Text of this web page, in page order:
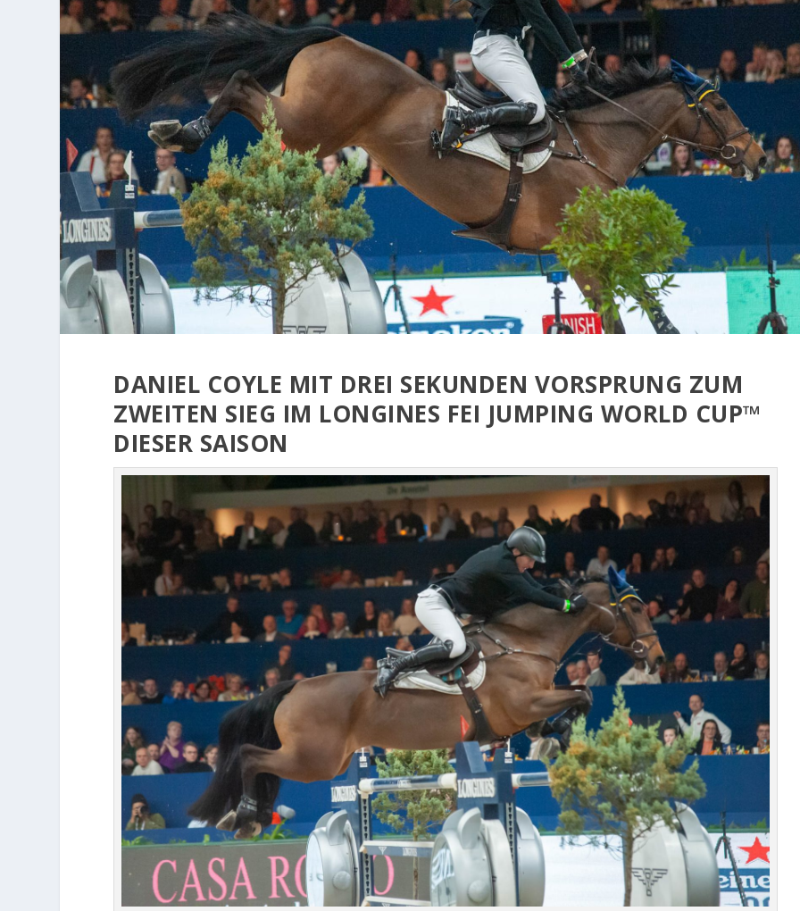
DANIEL COYLE MIT DREI SEKUNDEN VORSPRUNG ZUM
ZWEITEN SIEG IM LONGINES FEI JUMPING WORLD CUP™
DIESER SAISON